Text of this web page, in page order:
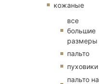
кожаные
все
большие
размеры
пальто
пуховики
пальто на